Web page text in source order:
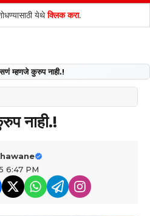
येथेक्लिक करा.
म्हणजे कुरुप नाही.!
नाही.!
6:47 PM